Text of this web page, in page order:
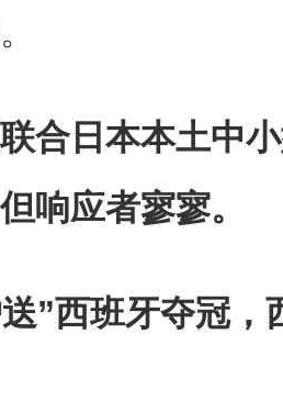
合日本本土中
响应者寥寥。
”西班牙夺冠，